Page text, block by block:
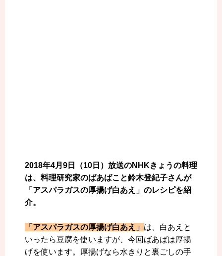
2018年4月9日（10日）放送のNHKきょうの料理
は、料理研究家のばあばこと鈴木登紀子さんが
「アスパラガスの厚揚げ白あえ」のレシピを紹
介。
「アスパラガスの厚揚げ白あえ」 は、白あえと
いったら豆腐を使いますが、今回ばあばは厚揚
げを使います。厚揚げなら水きりと裏ごしの手